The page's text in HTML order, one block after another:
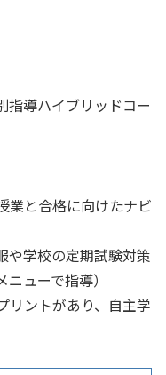
指導ハイブリッドコー
業と合格に向けたナビ
や学校の定期試験対策
ューで指導）
リントがあり、自主学